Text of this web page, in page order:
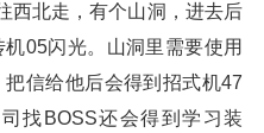
西北走，有个山洞，进去后
05闪光。山洞里需要使用
信给他后会得到招式机47
找BOSS还会得到学习装